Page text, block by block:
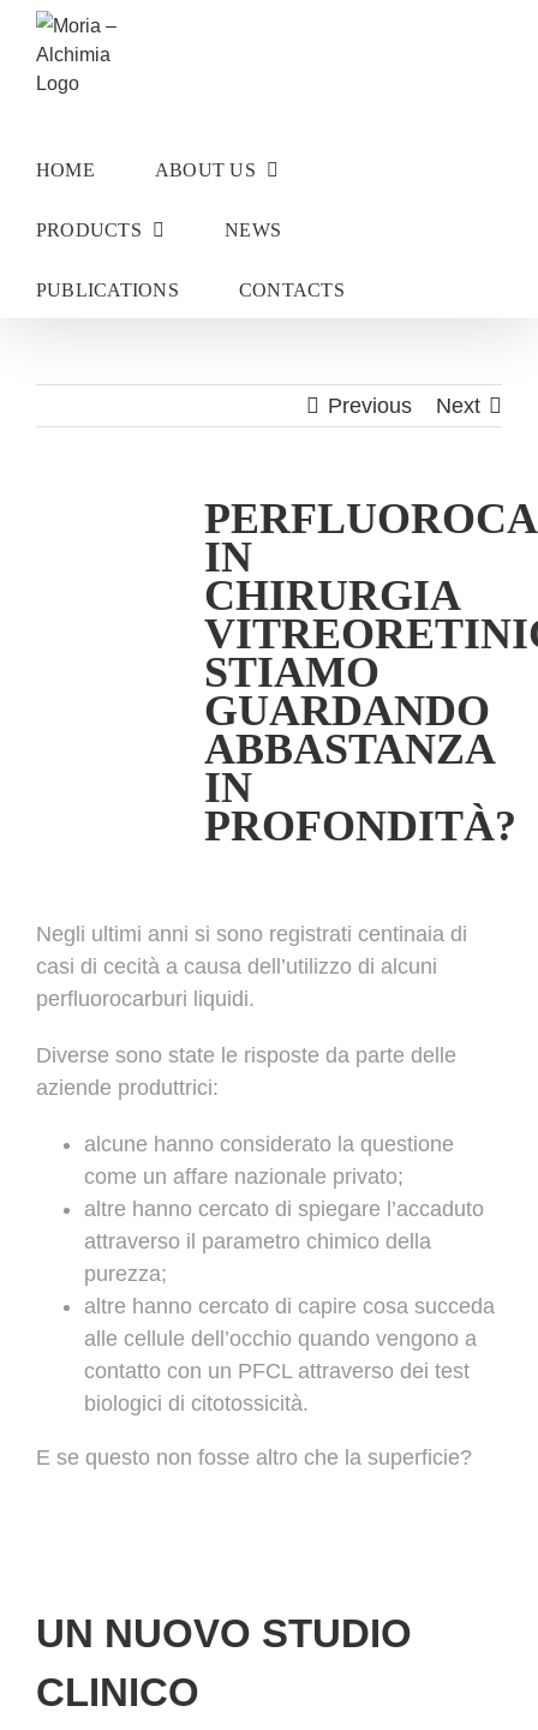
Skip
content
HOME ABOUT US
PRODUCTS NEWS
PUBLICATIONS CONTACTS
Previous Next
IN
CHIRURGIA
STIAMO
GUARDANDO
ABBASTANZA
IN
PROFONDITÀ?
Negli ultimi anni si sono registrati centinaia di
casi di cecità a causa dell’utilizzo di alcuni
perfluorocarburi liquidi.
Diverse sono state le risposte da parte delle
aziende produttrici:
alcune hanno considerato la questione
come un affare nazionale privato;
altre hanno cercato di spiegare l’accaduto
attraverso il parametro chimico della
purezza;
altre hanno cercato di capire cosa succeda
alle cellule dell’occhio quando vengono a
contatto con un PFCL attraverso dei test
biologici di citotossicità.
E se questo non fosse altro che la superficie?
UN NUOVO STUDIO
CLINICO